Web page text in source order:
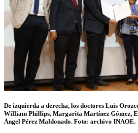
De izquierda a derecha, los doctores Luis
William Phillips, Margarita Martínez Gómez,
Ángel Pérez Maldonado. Foto: archivo INAOE.